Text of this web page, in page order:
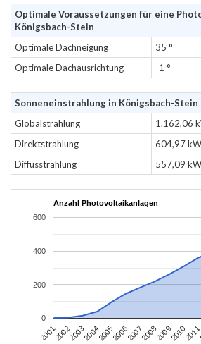
Optimale Voraussetzungen für eine
Königsbach-Stein
Optimale Dachneigung
35 °
Optimale Dachausrichtung
-1 °
Sonneneinstrahlung in Königsbach-Stein
Globalstrahlung
1.162,06
Direktstrahlung
604,97
Diffusstrahlung
557,09
Anzahl Photovoltaikanlagen
20012002200320042005200620072008200920102011
0
200
400
600